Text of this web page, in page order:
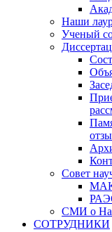
Наши
Ученый
Совет
СМИ о
СОТРУДНИКИ